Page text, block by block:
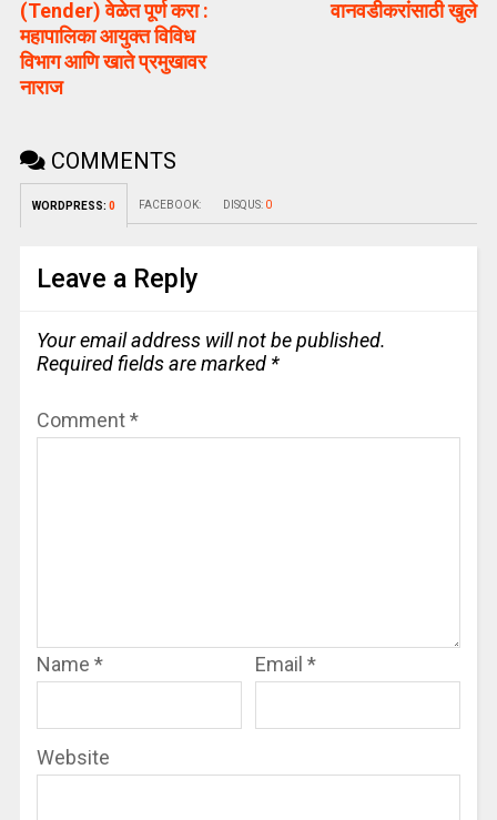
(Tender) वेळेत पूर्ण करा :
महापालिका आयुक्त विविध
विभाग आणि खाते प्रमुखावर
नाराज
वानवडीकरांसाठी खुले
COMMENTS
WORDPRESS: 0 FACEBOOK: DISQUS: 0
Leave a Reply
Your email address will not be published.
Required fields are marked *
Comment*
Name * Email *
Website